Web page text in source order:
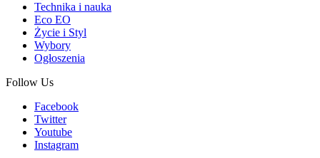
Technika i nauka
Eco EO
Życie i Styl
Wybory
Ogłoszenia
Follow Us
Facebook
Twitter
Youtube
Instagram